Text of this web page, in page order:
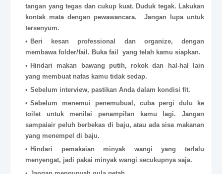
tangan yang tegas dan cukup kuat. Duduk tegak. Lakukan
kontak mata dengan pewawancara. Jangan lupa untuk
tersenyum.
Beri kesan professional dan organize, dengan
membawa folder/fail. Buka fail yang telah kamu siapkan.
Hindari makan bawang putih, rokok dan hal-hal lain
yang membuat nafas kamu tidak sedap.
Sebelum interview, pastikan Anda dalam kondisi fit.
Sebelum menemui penemubual, cuba pergi dulu ke
toilet untuk menilai penampilan kamu lagi. Jangan
sampaiair peluh berbekas di baju, atau ada sisa makanan
yang menempel di baju.
Hindari pemakaian minyak wangi yang terlalu
menyengat, jadi pakai minyak wangi secukupnya saja.